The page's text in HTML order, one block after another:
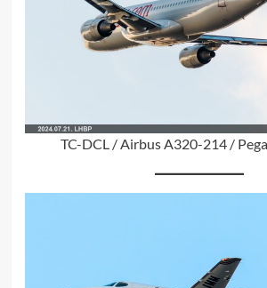
TC-DCL / Airbus A320-214 /